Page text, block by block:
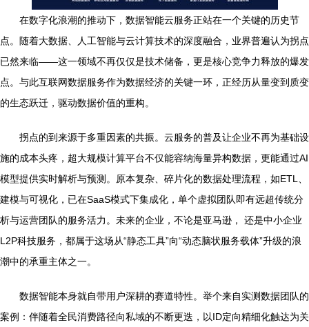
在数字化浪潮的推动下，数据智能云服务正站在一个关键的历史节
点。随着大数据、人工智能与云计算技术的深度融合，业界普遍认为拐点
已然来临——这一领域不再仅仅是技术储备，更是核心竞争力释放的爆发
点。与此互联网数据服务作为数据经济的关键一环，正经历从量变到质变
的生态跃迁，驱动数据价值的重构。
拐点的到来源于多重因素的共振。云服务的普及让企业不再为基础设
施的成本头疼，超大规模计算平台不仅能容纳海量异构数据，更能通过AI
模型提供实时解析与预测。原本复杂、碎片化的数据处理流程，如ETL、
建模与可视化，已在SaaS模式下集成化，单个虚拟团队即有远超传统分
析与运营团队的服务活力。未来的企业，不论是亚马逊， 还是中小企业
L2P科技服务，都属于这场从“静态工具”向“动态脑状服务载体”升级的浪
潮中的承重主体之一。
数据智能本身就自带用户深耕的赛道特性。举个来自实测数据团队的
案例：伴随着全民消费路径向私域的不断更迭，以ID定向精细化触达为关